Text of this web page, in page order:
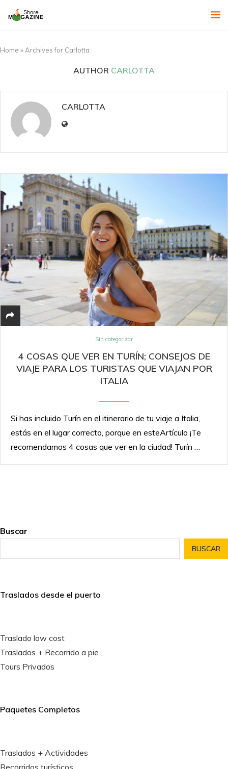
Home » Archives for Carlotta
AUTHOR CARLOTTA
CARLOTTA
Sin categorizar
4 COSAS QUE VER EN TURÍN; CONSEJOS DE
VIAJE PARA LOS TURISTAS QUE VIAJAN POR
ITALIA
Si has incluido Turín en el itinerario de tu viaje a Italia,
estás en el lugar correcto, porque en esteArtículo ¡Te
recomendamos 4 cosas que ver en la ciudad! Turín …
Buscar
BUSCAR
Traslados desde el puerto
Traslado low cost
Traslados + Recorrido a pie
Tours Privados
Paquetes Completos
Traslados + Actividades
Recorridos turísticos